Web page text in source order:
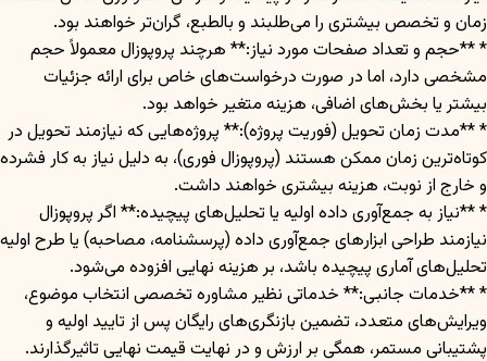
زمان و تخصص بیشتری را می‌طلبند و بالطبع، گران‌تر خواهند بود.
* **حجم و تعداد صفحات مورد نیاز:** هرچند پروپوزال معمولاً حجم
مشخصی دارد، اما در صورت درخواست‌های خاص برای ارائه جزئیات
بیشتر یا بخش‌های اضافی، هزینه متغیر خواهد بود.
* **مدت زمان تحویل (فوریت پروژه):** پروژه‌هایی که نیازمند تحویل در
کوتاه‌ترین زمان ممکن هستند (پروپوزال فوری)، به دلیل نیاز به کار فشرده
و خارج از نوبت، هزینه بیشتری خواهند داشت.
* **نیاز به جمع‌آوری داده اولیه یا تحلیل‌های پیچیده:** اگر پروپوزال
نیازمند طراحی ابزارهای جمع‌آوری داده (پرسشنامه، مصاحبه) یا طرح اولیه
تحلیل‌های آماری پیچیده باشد، بر هزینه نهایی افزوده می‌شود.
* **خدمات جانبی:** خدماتی نظیر مشاوره تخصصی انتخاب موضوع،
ویرایش‌های متعدد، تضمین بازنگری‌های رایگان پس از تایید اولیه و
پشتیبانی مستمر، همگی بر ارزش و در نهایت قیمت نهایی تاثیرگذارند.